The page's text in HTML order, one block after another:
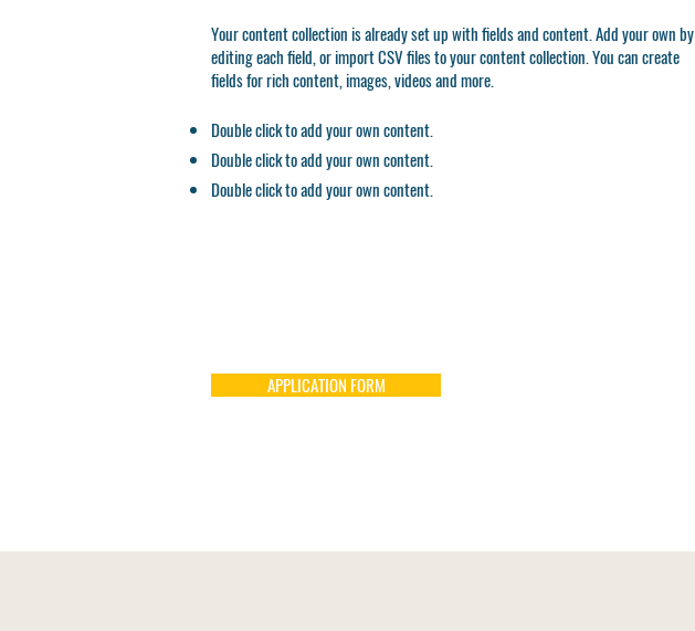
Your content collection is already set up with fields and content. Add your own by
editing each field, or import CSV files to your content collection. You can create
fields for rich content, images, videos and more.
Double click to add your own content.
Double click to add your own content.
Double click to add your own content.
APPLICATION FORM